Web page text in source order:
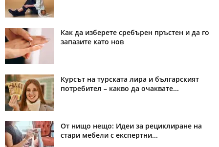
Как да изберете сребърен пръстен и да го
запазите като нов
Курсът на турската лира и българският
потребител – какво да очаквате...
От нищо нещо: Идеи за рециклиране на
стари мебели с експертни...